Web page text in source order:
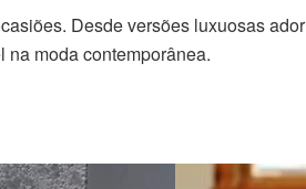
Desde versões luxuosas
moda contemporânea.